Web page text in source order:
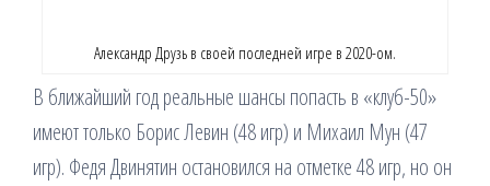
Александр Друзь в своей последней игре в 2020-ом.
В ближайший год реальные шансы попасть в «клуб-50»
имеют только Борис Левин (48 игр) и Михаил Мун (47
игр). Федя Двинятин остановился на отметке 48 игр, но он